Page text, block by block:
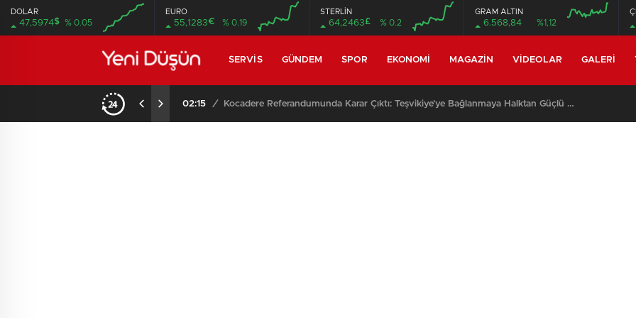
DOLAR
47,5974$ % 0.05
EURO
55,1283€ % 0.19
STERLİN
64,2463£ % 0.2
GRAM ALTIN
6.568,84 %1,12
SERVIS GÜNDEM SPOR EKONOMI MAGAZIN VIDEOLAR GALERI
02:15 / Kocadere Referandumunda Karar Çıktı: Teşvikiye’ye Bağlanmaya Halktan Güçlü Destek